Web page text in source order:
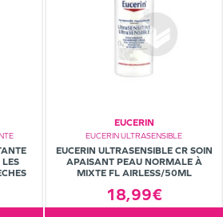
LES
EUCERIN
EUCERIN ULTRASENSIBLE
EUCERIN ULTRASENSIBLE CR SOIN
APAISANT PEAU NORMALE À
MIXTE FL AIRLESS/50ML
18,99€